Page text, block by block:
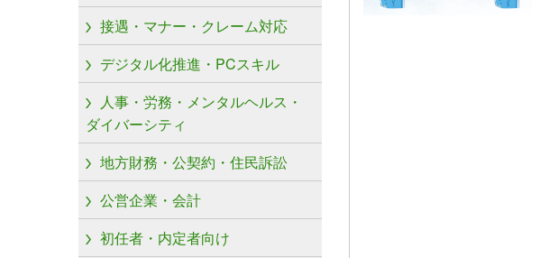
接遇・マナー・クレーム対応
デジタル化推進・PCスキル
人事・労務・メンタルヘルス・
ダイバーシティ
地方財務・公契約・住民訴訟
公営企業・会計
初任者・内定者向け